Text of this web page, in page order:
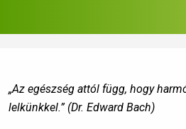
„Az egészség attól függ, hogy
lelkünkkel.” (Dr. Edward Bach)